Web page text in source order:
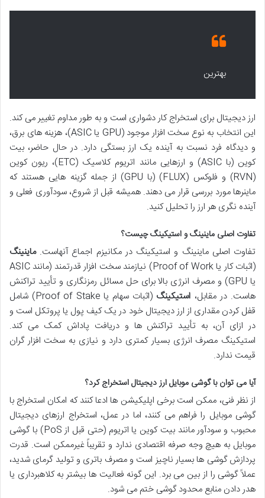
بهترین
ارز دیجیتال برای استخراج کار دشواری است و به طور مداوم تغییر می کند.
این انتخاب به نوع سخت افزار موجود (GPU یا ASIC)، هزینه های برق،
و دیدگاه فرد نسبت به آینده یک ارز بستگی دارد. در حال حاضر، بیت
کوین (با ASIC) و ارزهایی مانند اتریوم کلاسیک (ETC)، ریون کوین
(RVN) و فلوکس (FLUX) (با GPU) از جمله گزینه هایی هستند که
ماینرها مورد بررسی قرار می دهند. همیشه قبل از شروع، سودآوری فعلی و
آینده نگری هر ارز را تحلیل کنید.
تفاوت اصلی ماینینگ و استیکینگ چیست؟
تفاوت اصلی ماینینگ و استیکینگ در مکانیزم اجماع آنهاست.ماینینگ
(اثبات کار یا Proof of Work) نیازمند سخت افزار قدرتمند (مانند ASIC
یا GPU) و مصرف انرژی بالا برای حل مسائل رمزنگاری و تأیید تراکنش
هاست. در مقابل، استیکینگ
(اثبات سهام یا Proof of Stake) شامل
قفل کردن مقداری از ارز دیجیتال خود در یک کیف پول یا پروتکل است و
در ازای آن، به تأیید تراکنش ها و دریافت پاداش کمک می کند.
استیکینگ مصرف انرژی بسیار کمتری دارد و نیازی به سخت افزار گران
قیمت ندارد.
آیا می توان با گوشی موبایل ارز دیجیتال استخراج کرد؟
از نظر فنی، ممکن است برخی اپلیکیشن ها ادعا کنند که امکان استخراج با
گوشی موبایل را فراهم می کنند، اما در عمل، استخراج ارزهای دیجیتال
محبوب و سودآور مانند بیت کوین یا اتریوم (حتی قبل از PoS) با گوشی
موبایل به هیچ وجه صرفه اقتصادی ندارد و تقریباً غیرممکن است. قدرت
پردازش گوشی ها بسیار ناچیز است و مصرف باتری و تولید گرمای شدید،
عملاً گوشی را از بین می برد. این گونه فعالیت ها بیشتر به کلاهبرداری یا
هدر دادن منابع محدود گوشی ختم می شود.